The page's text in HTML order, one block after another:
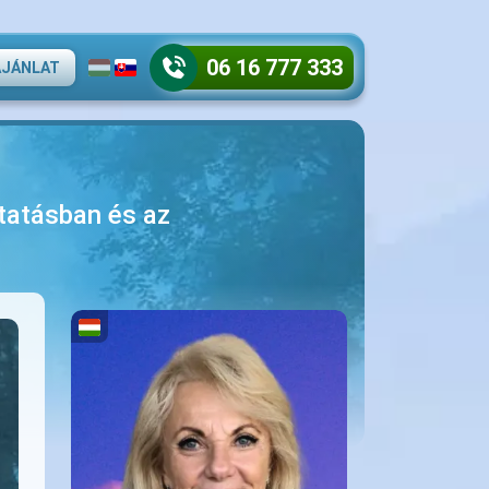
06 16 777 333
és az